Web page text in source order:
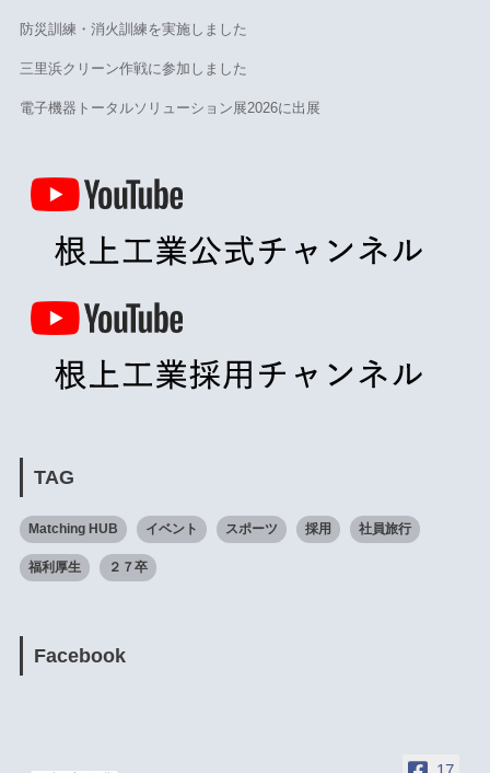
防災訓練・消火訓練を実施しました
三里浜クリーン作戦に参加しました
電子機器トータルソリューション展2026に出展
TAG
Matching HUB イベント スポーツ 採用 社員旅行
福利厚生 ２７卒
Facebook